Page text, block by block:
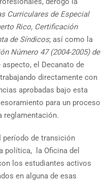
Curriculares de Especial
Rico, Certificación
de Síndicos; así como la
Número 47 (2004-2005) de
el Decanato de
directamente con
aprobadas bajo esta
para un proceso
reglamentación.
período de transición
política, la Oficina del
los estudiantes activos
en alguna de esas